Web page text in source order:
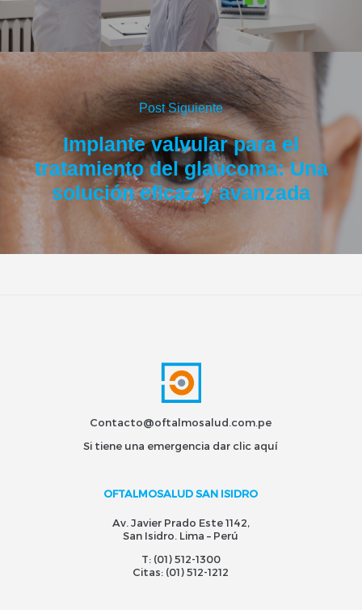
Post Siguiente
Implante valvular para el
tratamiento del glaucoma: Una
solución eficaz y avanzada
Contacto@oftalmosalud.com.pe
Si tiene una emergencia dar clic aquí
OFTALMOSALUD SAN ISIDRO
Av. Javier Prado Este 1142,
San Isidro. Lima – Perú
T: (01) 512-1300
Citas: (01) 512-1212